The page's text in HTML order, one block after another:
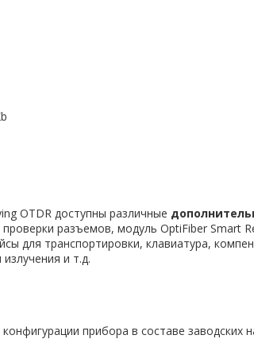
OTDR доступны различные
разъемов, модуль OptiFiber Smart
для транспортировки, клавиатура,
и т.д.
прибора в составе заводских